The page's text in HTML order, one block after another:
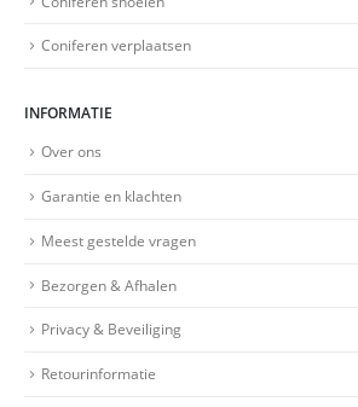
Coniferen verplaatsen
INFORMATIE
Over ons
Garantie en klachten
Meest gestelde vragen
Bezorgen & Afhalen
Privacy & Beveiliging
Retourinformatie